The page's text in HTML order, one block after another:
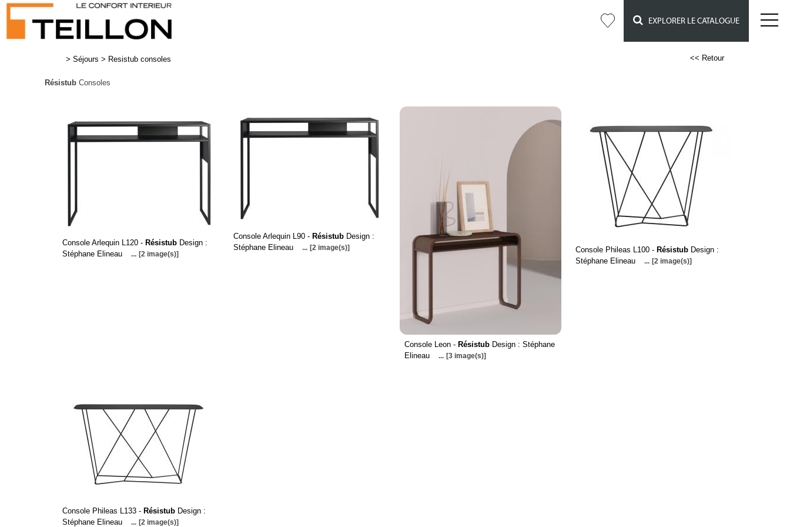
EXPLORER LE CATALOGUE
> Séjours > Resistub consoles << Retour
Résistub Consoles
Console Arlequin L120 - Résistub Design :
Stéphane Elineau
... [2 image(s)]
Console Arlequin L90 - Résistub Design :
Stéphane Elineau
... [2 image(s)]
Console Leon - Résistub Design : Stéphane
Elineau
... [3 image(s)]
Console Phileas L100 - Résistub Design :
Stéphane Elineau
... [2 image(s)]
Console Phileas L133 - Résistub Design :
Stéphane Elineau
... [2 image(s)]